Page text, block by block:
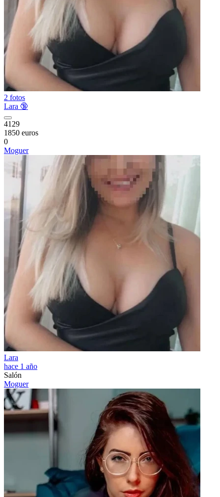
2 fotos
Lara 🔞
4129
1850 euros
0
Moguer
Lara
hace 1 año
Salón
Moguer